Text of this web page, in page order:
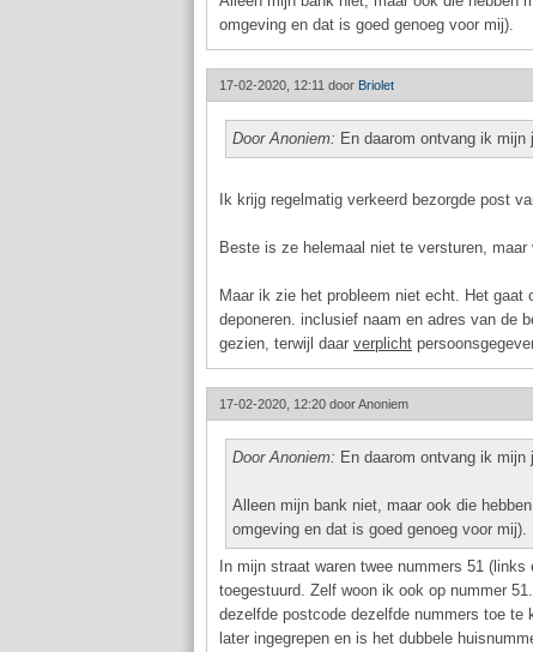
omgeving en dat is goed genoeg voor mij).
17-02-2020, 12:11 door Briolet
Door Anoniem: En daarom ontvang ik
Ik krijg regelmatig verkeerd bezorgde post
Beste is ze helemaal niet te versturen,
Maar ik zie het probleem niet echt. Het
deponeren. inclusief naam en adres van de
gezien, terwijl daar verplicht
17-02-2020, 12:20 doorAnoniem
Door Anoniem: En daarom ontvang ik
Alleen mijn bank niet, maar ook die
omgeving en dat is goed genoeg voor mij).
In mijn straat waren twee nummers 51
toegestuurd. Zelf woon ik ook op nummer
dezelfde postcode dezelfde nummers toe te
later ingegrepen en is het dubbele